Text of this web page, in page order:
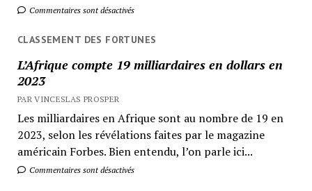
Commentaires sont désactivés
CLASSEMENT DES FORTUNES
L’Afrique compte 19 milliardaires en dollars en
2023
PAR VINCESLAS PROSPER
Les milliardaires en Afrique sont au nombre de 19 en
2023, selon les révélations faites par le magazine
américain Forbes. Bien entendu, l’on parle ici...
Commentaires sont désactivés